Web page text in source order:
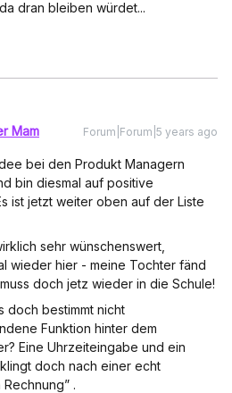
dran bleiben würdet...
Mam Forum|Forum|5 years ago
bei den Produkt Managern
bin diesmal auf positive
ist jetzt weiter oben auf der Liste
sehr wünschenswert,
wieder hier - meine Tochter fänd
doch jetz wieder in die Schule!
doch bestimmt nicht
Funktion hinter dem
Eine Uhrzeiteingabe und ein
doch nach einer echt
.